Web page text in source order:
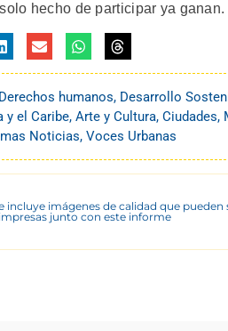
hecho de participar ya ganan.
Derechos humanos, Desarrollo
y el Caribe, Arte y Cultura, Ciudades,
Noticias, Voces Urbanas
incluye imágenes de calidad que
junto con este informe